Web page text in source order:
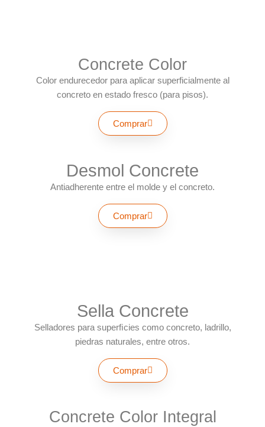
Concrete Color
Color endurecedor para aplicar superficialmente al
concreto en estado fresco (para pisos).
Comprar
Desmol Concrete
Antiadherente entre el molde y el concreto.
Comprar
Sella Concrete
Selladores para superﬁcies como concreto, ladrillo,
piedras naturales, entre otros.
Comprar
Concrete Color Integral